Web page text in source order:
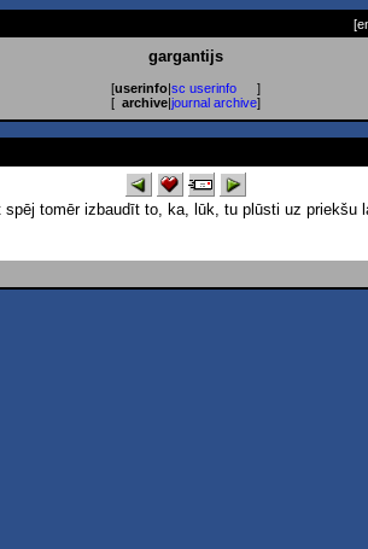
[
gargantijs
[userinfo sc userinfo
]
[ archive journal archive]
tomēr izbaudīt to, ka, lūk, tu plūsti uz priekšu